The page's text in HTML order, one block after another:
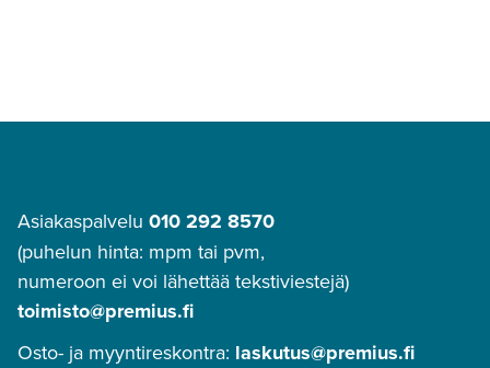
Asiakaspalvelu 010 292 8570
(puhelun hinta: mpm tai pvm,
numeroon ei voi lähettää tekstiviestejä)
toimisto@premius.fi
Osto- ja myyntireskontra: laskutus@premius.fi